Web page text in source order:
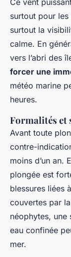
Ce vent
surtout pour
surtout la
calme. En
vers l’abri des
forcer une
météo marine
heures.
Formalités et
Avant toute
contre-
moins d’un an.
plongée est
blessures liées
couvertes par
néophytes, une
eau confinée
mer.